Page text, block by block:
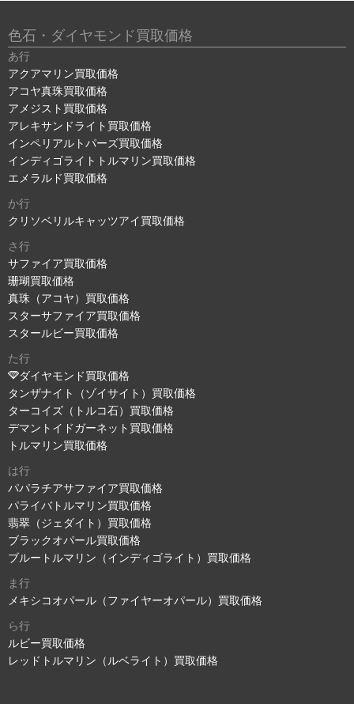
色石・ダイヤモンド買取価格
あ行
アクアマリン買取価格
アコヤ真珠買取価格
アメジスト買取価格
アレキサンドライト買取価格
インペリアルトパーズ買取価格
インディゴライトトルマリン買取価格
エメラルド買取価格
か行
クリソベリルキャッツアイ買取価格
さ行
サファイア買取価格
珊瑚買取価格
真珠（アコヤ）買取価格
スターサファイア買取価格
スタールビー買取価格
た行
ダイヤモンド買取価格
タンザナイト（ゾイサイト）買取価格
ターコイズ（トルコ石）買取価格
デマントイドガーネット買取価格
トルマリン買取価格
は行
パパラチアサファイア買取価格
パライバトルマリン買取価格
翡翠（ジェダイト）買取価格
ブラックオパール買取価格
ブルートルマリン（インディゴライト）買取価格
ま行
メキシコオパール（ファイヤーオパール）買取価格
ら行
ルビー買取価格
レッドトルマリン（ルベライト）買取価格